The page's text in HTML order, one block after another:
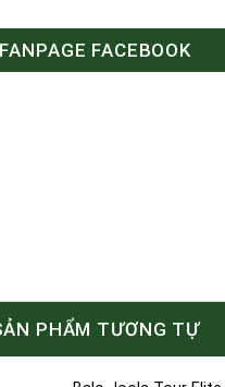
FANPAGE FACEBOOK
PHẨM TƯƠNG TỰ